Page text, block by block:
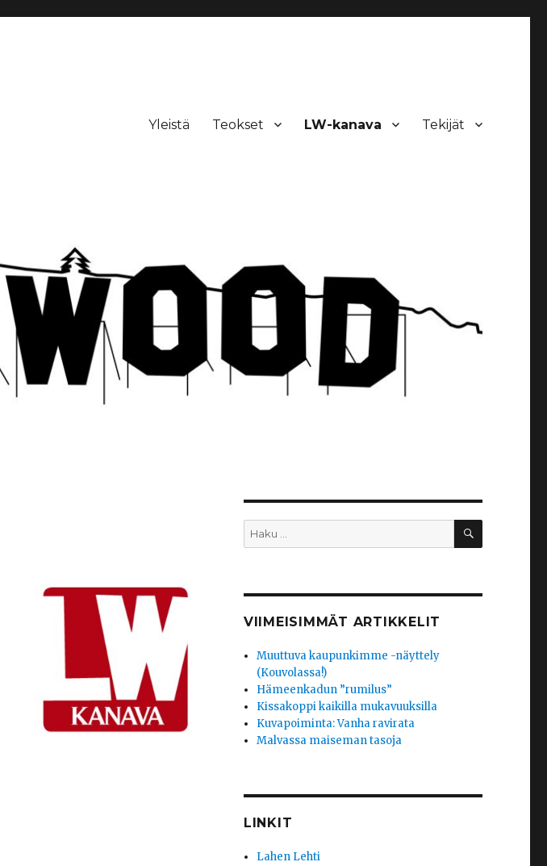
Yleistä Teokset LW-kanava Tekijät
Etsi: HAKU
VIIMEISIMMÄT ARTIKKELIT
Muuttuva kaupunkimme -näyttely
(Kouvolassa!)
Hämeenkadun ”rumilus”
Kissakoppi kaikilla mukavuuksilla
Kuvapoiminta: Vanha ravirata
Malvassa maiseman tasoja
LINKIT
Lahen Lehti